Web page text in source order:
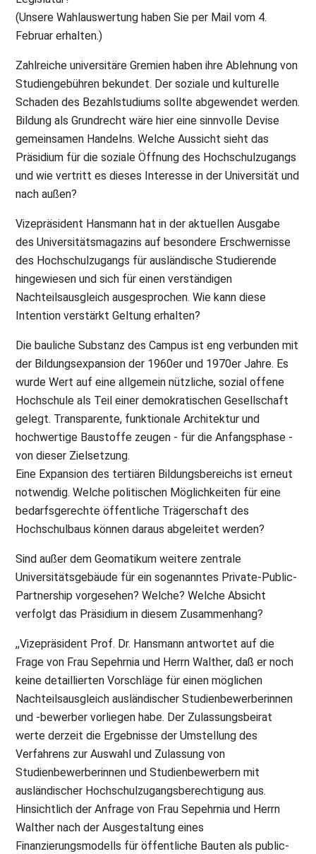
(Unsere Wahlauswertung haben Sie per Mail vom 4.
Februar erhalten.)
Zahlreiche universitäre Gremien haben ihre Ablehnung von
Studiengebühren bekundet. Der soziale und kulturelle
Schaden des Bezahlstudiums sollte abgewendet werden.
Bildung als Grundrecht wäre hier eine sinnvolle Devise
gemeinsamen Handelns. Welche Aussicht sieht das
Präsidium für die soziale Öffnung des Hochschulzugangs
und wie vertritt es dieses Interesse in der Universität und
nach außen?
Vizepräsident Hansmann hat in der aktuellen Ausgabe
des Universitätsmagazins auf besondere Erschwernisse
des Hochschulzugangs für ausländische Studierende
hingewiesen und sich für einen verständigen
Nachteilsausgleich ausgesprochen. Wie kann diese
Intention verstärkt Geltung erhalten?
Die bauliche Substanz des Campus ist eng verbunden mit
der Bildungsexpansion der 1960er und 1970er Jahre. Es
wurde Wert auf eine allgemein nützliche, sozial offene
Hochschule als Teil einer demokratischen Gesellschaft
gelegt. Transparente, funktionale Architektur und
hochwertige Baustoffe zeugen - für die Anfangsphase -
von dieser Zielsetzung.
Eine Expansion des tertiären Bildungsbereichs ist erneut
notwendig. Welche politischen Möglichkeiten für eine
bedarfsgerechte öffentliche Trägerschaft des
Hochschulbaus können daraus abgeleitet werden?
Sind außer dem Geomatikum weitere zentrale
Universitätsgebäude für ein sogenanntes Private-Public-
Partnership vorgesehen? Welche? Welche Absicht
verfolgt das Präsidium in diesem Zusammenhang?
,,Vizepräsident Prof. Dr. Hansmann antwortet auf die
Frage von Frau Sepehrnia und Herrn Walther, daß er noch
keine detaillierten Vorschläge für einen möglichen
Nachteilsausgleich ausländischer Studienbewerberinnen
und -bewerber vorliegen habe. Der Zulassungsbeirat
werte derzeit die Ergebnisse der Umstellung des
Verfahrens zur Auswahl und Zulassung von
Studienbewerberinnen und Studienbewerbern mit
ausländischer Hochschulzugangsberechtigung aus.
Hinsichtlich der Anfrage von Frau Sepehrnia und Herrn
Walther nach der Ausgestaltung eines
Finanzierungsmodells für öffentliche Bauten als public-